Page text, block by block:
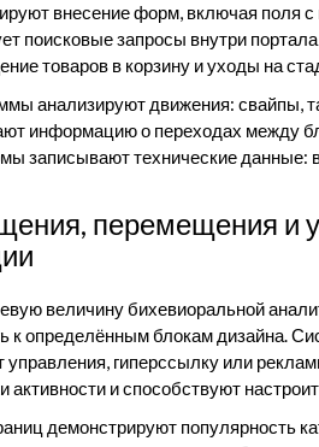
внесение форм, включая поля с
поисковые запросы внутри
товаров в корзину и уходы на
анализируют движения: свайпы,
информацию о переходах между
записывают технические данные:
перемещения и
величину бихевиоральной
к определённым блокам дизайна.
управления, гиперссылку или
активности и способствуют
демонстрируют популярность